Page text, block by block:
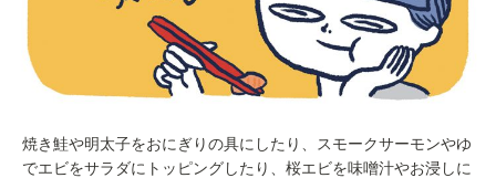
焼き鮭や明太子をおにぎりの具にしたり、スモークサーモンやゆ
でエビをサラダにトッピングしたり、桜エビを味噌汁やお浸しに